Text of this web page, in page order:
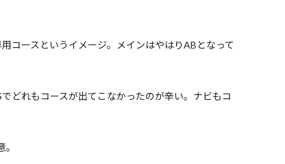
コースというイメージ。メインはやはりABとなって
どれもコースが出てこなかったのが辛い。ナビもコ